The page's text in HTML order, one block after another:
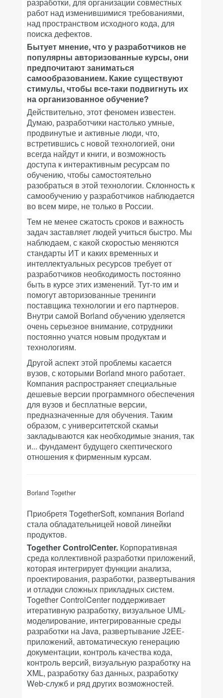
работ над изменившимися требованиями,
над пространством исходного кода, для
поиска дефектов.
Бытует мнение, что у разработчиков не
популярны авторизованные курсы, они
предпочитают заниматься
самообразованием. Какие существуют
стимулы, чтобы все-таки подвигнуть их
на организованное обучение?
Действительно, этот феномен известен.
Думаю, разработчики настолько умные,
продвинутые и активные люди, что,
встретившись с новой технологией, они
всегда найдут и книги, и возможность
доступа к интерактивным ресурсам по
обучению, чтобы самостоятельно
разобраться в этой технологии. Склонность к
самообучению у разработчиков наблюдается
во всем мире, не только в России.
Тем не менее сжатость сроков и важность
задач заставляет людей учиться быстро. Мы
наблюдаем, с какой скоростью меняются
стандарты ИТ и каких временных и
интеллектуальных ресурсов требует от
разработчиков необходимость постоянно
быть в курсе этих изменений. Тут-то им и
помогут авторизованные тренинги
поставщика технологии и его партнеров.
Внутри самой Borland обучению уделяется
очень серьезное внимание, сотрудники
постоянно учатся новым продуктам и
технологиям.
Другой аспект этой проблемы касается
вузов, с которыми Borland много работает.
Компания распространяет специальные
дешевые версии программного обеспечения
для вузов и бесплатные версии,
предназначенные для обучения. Таким
образом, с университетской скамьи
закладываются как необходимые знания, так
и... фундамент будущего скептического
отношения к фирменным курсам.
Borland Together
Приобретя TogetherSoft, компания Borland
стала обладательницей новой линейки
продуктов.
Together ControlCenter. Корпоративная
среда коллективной разработки приложений,
которая интегрирует функции анализа,
проектирования, разработки, развертывания
и отладки сложных прикладных систем.
Together ControlCenter поддерживает
итеративную разработку, визуальное UML-
моделирование, интегрированные среды
разработки на Java, развертывание J2EЕ-
приложений, автоматическую генерацию
документации, контроль качества кода,
контроль версий, визуальную разработку на
XML, разработку баз данных, разработку
Web-служб и ряд других возможностей.